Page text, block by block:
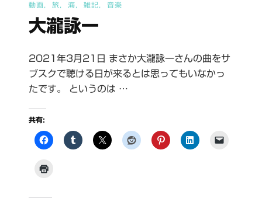
動画 旅 海 雑記 音楽
大瀧詠一
2021年3月21日 まさか大瀧詠一さんの曲をサ
ブスクで聴ける日が来るとは思ってもいなかっ
たです。 というのは …
共有: